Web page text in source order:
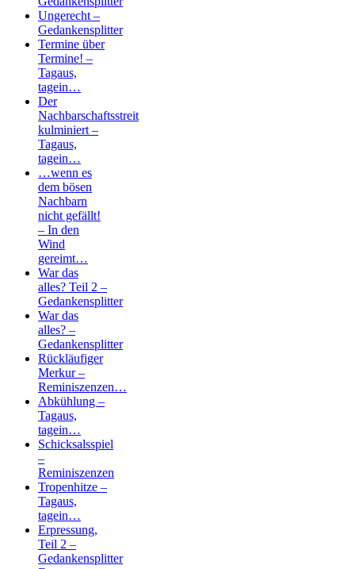
Ungerecht –
Gedankensplitter
Termine über
Termine! –
Tagaus,
tagein…
Der
Nachbarschaftsstreit
kulminiert –
Tagaus,
tagein…
…wenn es
dem bösen
Nachbarn
nicht gefällt!
– In den
Wind
gereimt…
War das
alles? Teil 2 –
Gedankensplitter
War das
alles? –
Gedankensplitter
Rückläufiger
Merkur –
Reminiszenzen…
Abkühlung –
Tagaus,
tagein…
Schicksalsspiel
–
Reminiszenzen
Tropenhitze –
Tagaus,
tagein…
Erpressung,
Teil 2 –
Gedankensplitter